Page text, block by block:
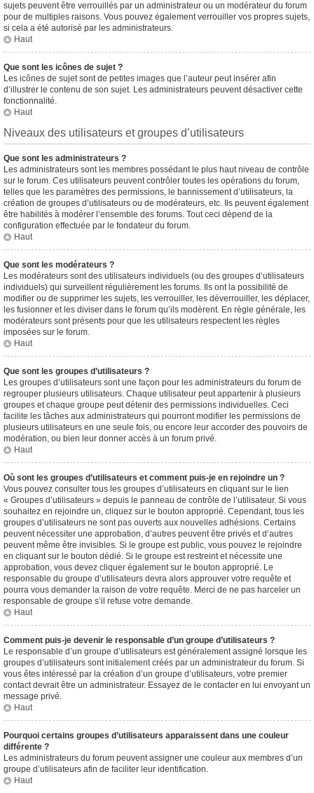
sujets peuvent être verrouillés par un administrateur ou un modérateur du forum
pour de multiples raisons. Vous pouvez également verrouiller vos propres sujets,
si cela a été autorisé par les administrateurs.
Haut
Que sont les icônes de sujet ?
Les icônes de sujet sont de petites images que l’auteur peut insérer afin
d’illustrer le contenu de son sujet. Les administrateurs peuvent désactiver cette
fonctionnalité.
Haut
Niveaux des utilisateurs et groupes d’utilisateurs
Que sont les administrateurs ?
Les administrateurs sont les membres possédant le plus haut niveau de contrôle
sur le forum. Ces utilisateurs peuvent contrôler toutes les opérations du forum,
telles que les paramètres des permissions, le bannissement d’utilisateurs, la
création de groupes d’utilisateurs ou de modérateurs, etc. Ils peuvent également
être habilités à modérer l’ensemble des forums. Tout ceci dépend de la
configuration effectuée par le fondateur du forum.
Haut
Que sont les modérateurs ?
Les modérateurs sont des utilisateurs individuels (ou des groupes d’utilisateurs
individuels) qui surveillent régulièrement les forums. Ils ont la possibilité de
modifier ou de supprimer les sujets, les verrouiller, les déverrouiller, les déplacer,
les fusionner et les diviser dans le forum qu’ils modèrent. En règle générale, les
modérateurs sont présents pour que les utilisateurs respectent les règles
imposées sur le forum.
Haut
Que sont les groupes d’utilisateurs ?
Les groupes d’utilisateurs sont une façon pour les administrateurs du forum de
regrouper plusieurs utilisateurs. Chaque utilisateur peut appartenir à plusieurs
groupes et chaque groupe peut détenir des permissions individuelles. Ceci
facilite les tâches aux administrateurs qui pourront modifier les permissions de
plusieurs utilisateurs en une seule fois, ou encore leur accorder des pouvoirs de
modération, ou bien leur donner accès à un forum privé.
Haut
Où sont les groupes d’utilisateurs et comment puis-je en rejoindre un ?
Vous pouvez consulter tous les groupes d’utilisateurs en cliquant sur le lien
« Groupes d’utilisateurs » depuis le panneau de contrôle de l’utilisateur. Si vous
souhaitez en rejoindre un, cliquez sur le bouton approprié. Cependant, tous les
groupes d’utilisateurs ne sont pas ouverts aux nouvelles adhésions. Certains
peuvent nécessiter une approbation, d’autres peuvent être privés et d’autres
peuvent même être invisibles. Si le groupe est public, vous pouvez le rejoindre
en cliquant sur le bouton dédié. Si le groupe est restreint et nécessite une
approbation, vous devez cliquer également sur le bouton approprié. Le
responsable du groupe d’utilisateurs devra alors approuver votre requête et
pourra vous demander la raison de votre requête. Merci de ne pas harceler un
responsable de groupe s’il refuse votre demande.
Haut
Comment puis-je devenir le responsable d’un groupe d’utilisateurs ?
Le responsable d’un groupe d’utilisateurs est généralement assigné lorsque les
groupes d’utilisateurs sont initialement créés par un administrateur du forum. Si
vous êtes intéressé par la création d’un groupe d’utilisateurs, votre premier
contact devrait être un administrateur. Essayez de le contacter en lui envoyant un
message privé.
Haut
Pourquoi certains groupes d’utilisateurs apparaissent dans une couleur
différente ?
Les administrateurs du forum peuvent assigner une couleur aux membres d’un
groupe d’utilisateurs afin de faciliter leur identification.
Haut